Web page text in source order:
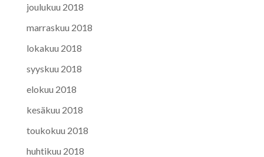
joulukuu 2018
marraskuu 2018
lokakuu 2018
syyskuu 2018
elokuu 2018
kesäkuu 2018
toukokuu 2018
huhtikuu 2018